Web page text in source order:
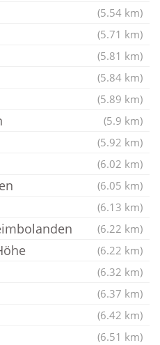
(5.54 km)
(5.71 km)
(5.81 km)
(5.84 km)
(5.89 km)
(5.9 km)
(5.92 km)
(6.02 km)
(6.05 km)
(6.13 km)
(6.22 km)
(6.22 km)
(6.32 km)
(6.37 km)
(6.42 km)
(6.51 km)